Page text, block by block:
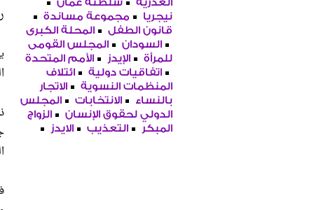
العذرية
سلطنة عمان
نيجريا
مجموعة مساندة
قانون الطفل
المحلة الكبرى
السودان
المجلس القومى
للمرأة
الإيدز
الأمم المتحدة
اتفاقيات دولية
ائتلاف
المنظمات النسوية
الاتجار
بالنساء
الانتخابات
المجلس
الدولي لحقوق الإنسان
الزواج
المبكر
التعذيب الايدز